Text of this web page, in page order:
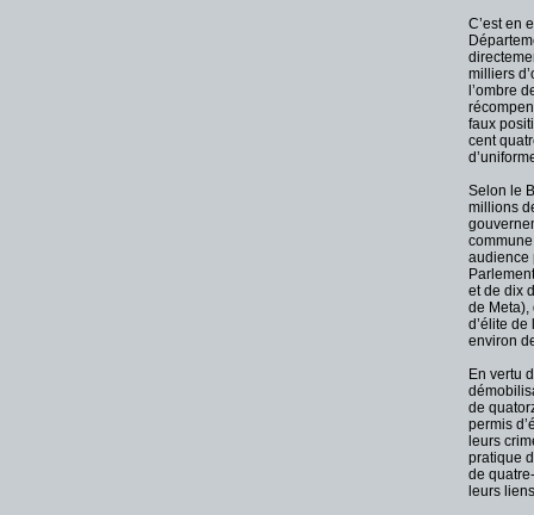
C’est en
milliers
l’ombre
faux
cent
Selon le
millions
audience
et de dix
de Meta),
d’élite
environ
En vertu
de
permis
leurs
pratique
de
leurs